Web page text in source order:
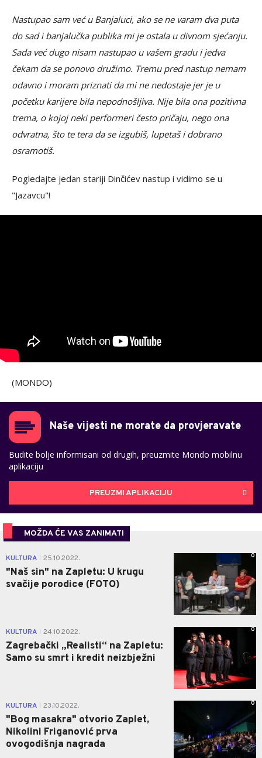
Nastupao sam već u Banjaluci, ako se ne varam dva puta
do sad i banjalučka publika mi je ostala u divnom sjećanju.
Sada već dugo nisam nastupao u vašem gradu i jedva
čekam da se ponovo družimo. Tremu pred nastup nemam
odavno i moram priznati da mi ne nedostaje jer je u
početku karijere bila nepodnošljiva. Nije bila ona pozitivna
trema, o kojoj neki performeri često pričaju, nego ona
odvratna, što te tera da se izgubiš, lupetaš i dobrano
osramotiš.
Pogledajte jedan stariji Dinčićev nastup i vidimo se u
"Jazavcu"!
(MONDO)
Naše vijesti ne morate da provjeravate
Budite bolje informisani od drugih, preuzmite Mondo mobilnu
aplikaciju
PREUZMI APLIKACIJU
MOŽDA ĆE VAS ZANIMATI
KULTURA 25.10.2022.
"Naš sin" na Zapletu: U krugu
svačije porodice (FOTO)
0
KULTURA 24.10.2022.
Zagrebački „Realisti“ na Zapletu:
Samo su smrt i kredit neizbježni
0
KULTURA 23.10.2022.
"Bog masakra" otvorio Zaplet,
Nikolini Friganović prva
ovogodišnja nagrada
0